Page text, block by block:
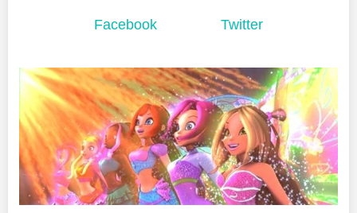
Facebook Twitter